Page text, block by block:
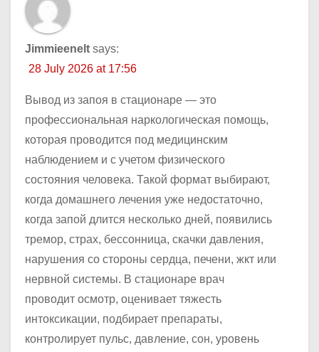
Jimmieenelt says:
28 July 2026 at 17:56
Вывод из запоя в стационаре — это
профессиональная наркологическая помощь,
которая проводится под медицинским
наблюдением и с учетом физического
состояния человека. Такой формат выбирают,
когда домашнего лечения уже недостаточно,
когда запой длится несколько дней, появились
тремор, страх, бессонница, скачки давления,
нарушения со стороны сердца, печени, жкт или
нервной системы. В стационаре врач
проводит осмотр, оценивает тяжесть
интоксикации, подбирает препараты,
контролирует пульс, давление, сон, уровень